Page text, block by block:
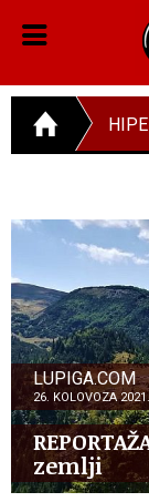
LUPIGA.COM
26. KOLOVOZA 2021.
zemlji